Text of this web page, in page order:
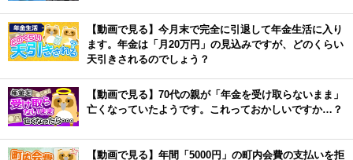
【動画で見る】今月末で完全に引退して年金生活に入り
ます。年金は「月20万円」の見込みですが、どのくらい
天引きされるのでしょう？
【動画で見る】70代の親が「年金を受け取らないまま」
亡くなっていたようです。これっておかしいですか…？
【動画で見る】年間「5000円」の町内会費の支払いを拒